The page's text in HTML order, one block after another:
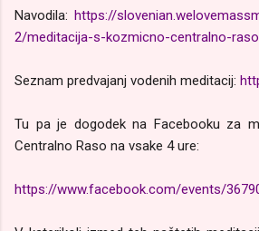
Navodila: https://
2/meditacija-s-kozmicno-centralno-
Seznam predvajanj vodenih meditacij:
Tu pa je dogodek na Facebooku za
Centralno Raso na vsake 4 ure:
https://www.facebook.com/events/